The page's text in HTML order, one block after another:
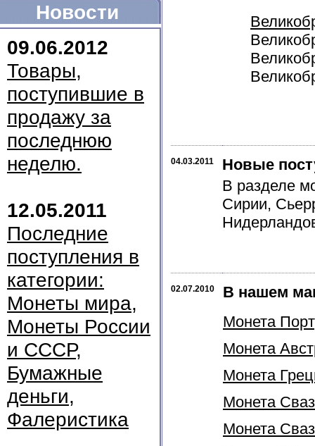
Новости
09.06.2012
Товары,
поступившие в
продажу за
последнюю
неделю.
12.05.2011
Последние
поступления в
категории:
Монеты мира,
Монеты России
и СССР,
Бумажные
деньги,
Фалеристика
04.03.2011
Новые
В разделе
Сирии,
02.07.2010
В нашем
Монета
Монета
Монета
Монета
Монета